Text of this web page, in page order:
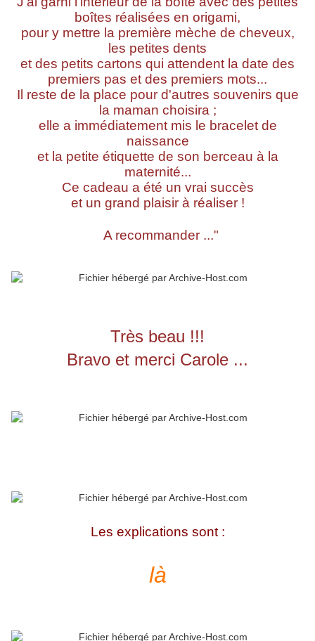
boîtes réalisées en origami,
pour y mettre la première mèche de cheveux,
les petites dents
et des petits cartons qui attendent la date des
premiers pas et des premiers mots...
Il reste de la place pour d'autres souvenirs que
la maman choisira ;
elle a immédiatement mis le bracelet de
naissance
et la petite étiquette de son berceau à la
maternité...
Ce cadeau a été un vrai succès
et un grand plaisir à réaliser !
A recommander ..."
Très beau !!!
Bravo et merci Carole ...
Les explications sont :
là